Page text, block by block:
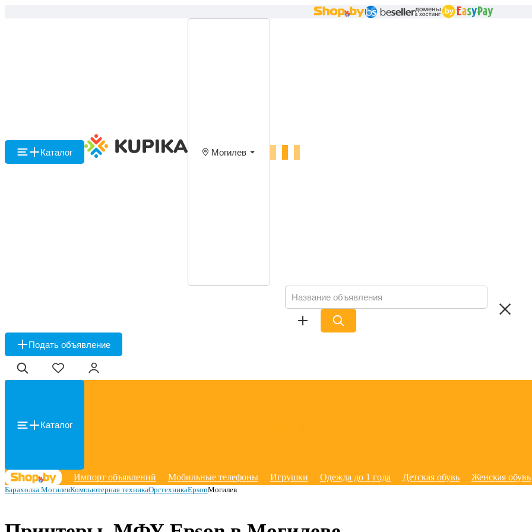
Каталог Могилев
Подать объявление
Каталог
Импорт объявлений Мобильные телефоны Игрушки Одежда до 1 года Детская обувь Женская обувь
Барахолка МогилевКомпьютерная техникаОргтехникаEpsonМогилев